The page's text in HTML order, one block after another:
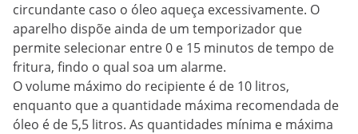
circundante caso o óleo aqueça excessivamente. O
aparelho dispõe ainda de um temporizador que
permite selecionar entre 0 e 15 minutos de tempo de
fritura, findo o qual soa um alarme.
O volume máximo do recipiente é de 10 litros,
enquanto que a quantidade máxima recomendada de
óleo é de 5,5 litros. As quantidades mínima e máxima